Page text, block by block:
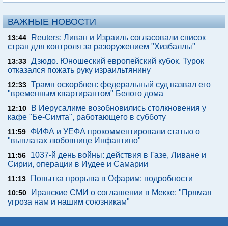
ВАЖНЫЕ НОВОСТИ
13:44
Reuters: Ливан и Израиль согласовали список
стран для контроля за разоружением "Хизбаллы"
13:33 Дзюдо. Юношеский европейский кубок. Турок
отказался пожать руку израильтянину
12:33 Трамп оскорблен: федеральный суд назвал его
"временным квартирантом" Белого дома
12:10
В Иерусалиме возобновились столкновения у
кафе "Бе-Симта", работающего в субботу
11:59
ФИФА и УЕФА прокомментировали статью о
"выплатах любовнице Инфантино"
11:56
1037-й день войны: действия в Газе, Ливане и
Сирии, операции в Иудее и Самарии
11:13 Попытка прорыва в Офарим: подробности
10:50
Иранские СМИ о соглашении в Мекке: "Прямая
угроза нам и нашим союзникам"